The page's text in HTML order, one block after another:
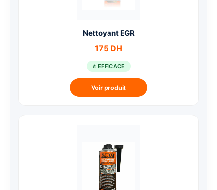
Nettoyant EGR
175 DH
⭐ EFFICACE
Voir produit